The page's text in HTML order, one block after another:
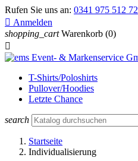
Rufen Sie uns an: 0341 975 512 72
 Anmelden
shopping_cart Warenkorb (0)

T-Shirts/Poloshirts
Pullover/Hoodies
Letzte Chance
search
Startseite
Individualisierung